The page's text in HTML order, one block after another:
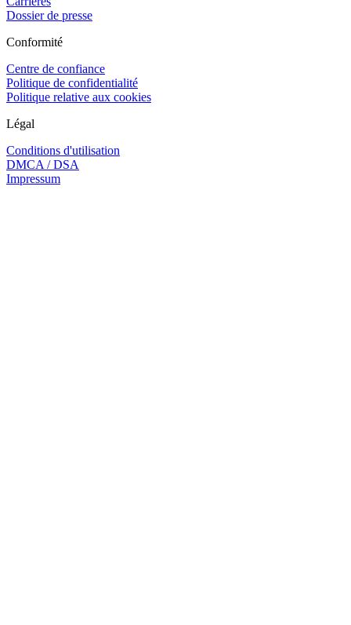
Dossier de presse
Conformité
Centre de confiance
Politique de confidentialité
Politique relative aux cookies
Légal
Conditions d'utilisation
DMCA / DSA
Impressum